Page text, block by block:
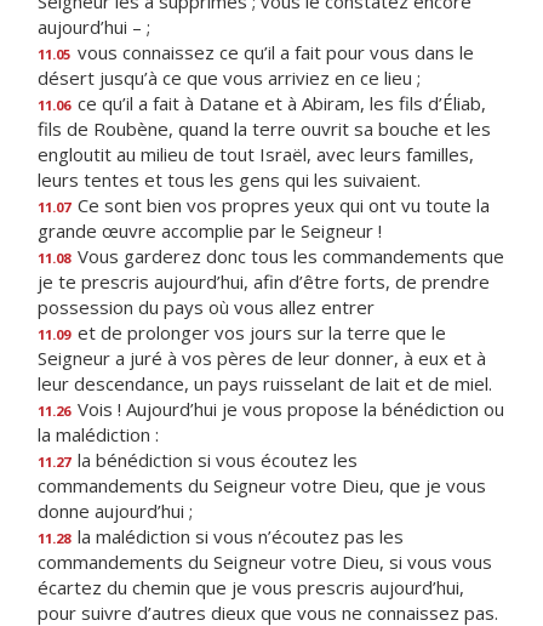
aujourd’hui – ;
11.05 vous connaissez ce qu’il a fait pour vous dans le
désert jusqu’à ce que vous arriviez en ce lieu ;
11.06 ce qu’il a fait à Datane et à Abiram, les fils d’Éliab,
fils de Roubène, quand la terre ouvrit sa bouche et les
engloutit au milieu de tout Israël, avec leurs familles,
leurs tentes et tous les gens qui les suivaient.
11.07 Ce sont bien vos propres yeux qui ont vu toute la
grande œuvre accomplie par le Seigneur !
11.08 Vous garderez donc tous les commandements que
je te prescris aujourd’hui, afin d’être forts, de prendre
possession du pays où vous allez entrer
11.09 et de prolonger vos jours sur la terre que le
Seigneur a juré à vos pères de leur donner, à eux et à
leur descendance, un pays ruisselant de lait et de miel.
11.26 Vois ! Aujourd’hui je vous propose la bénédiction ou
la malédiction :
11.27 la bénédiction si vous écoutez les
commandements du Seigneur votre Dieu, que je vous
donne aujourd’hui ;
11.28 la malédiction si vous n’écoutez pas les
commandements du Seigneur votre Dieu, si vous vous
écartez du chemin que je vous prescris aujourd’hui,
pour suivre d’autres dieux que vous ne connaissez pas.